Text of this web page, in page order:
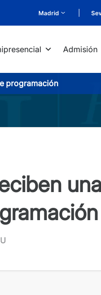
Madrid
Admisión
programación